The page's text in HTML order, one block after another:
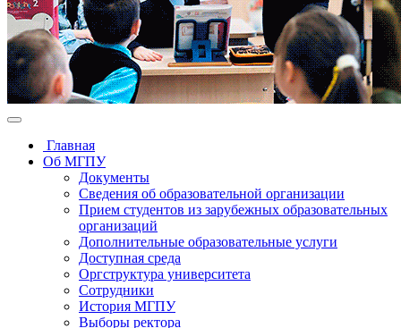
Главная
Об МГПУ
Документы
Сведения об образовательной организации
Прием студентов из зарубежных образовательных
организаций
Дополнительные образовательные услуги
Доступная среда
Оргструктура университета
Сотрудники
История МГПУ
Выборы ректора